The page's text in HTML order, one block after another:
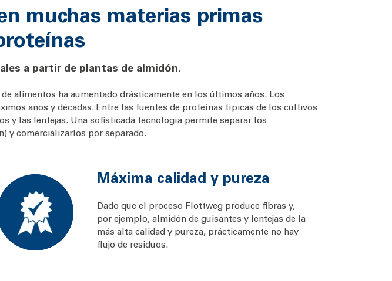
muchas materias primas
a partir de plantas de almidón.
alimentos ha aumentado drásticamente en los últimos años. Los
años y décadas. Entre las fuentes de proteínas típicas de los cultivos
y las lentejas. Una sofisticada tecnología permite separar los
y comercializarlos por separado.
Máxima calidad y pureza
Dado que el proceso Flottweg produce fibras y,
por ejemplo, almidón de guisantes y lentejas de la
más alta calidad y pureza, prácticamente no hay
flujo de residuos.